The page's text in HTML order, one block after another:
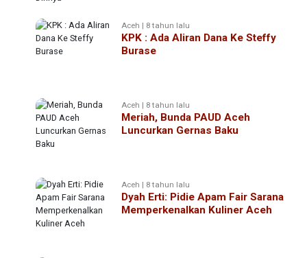
Aceh | 8 tahun lalu
KPK : Ada Aliran Dana Ke Steffy
Burase
Aceh | 8 tahun lalu
Meriah, Bunda PAUD Aceh
Luncurkan Gernas Baku
Aceh | 8 tahun lalu
Dyah Erti: Pidie Apam Fair Sarana
Memperkenalkan Kuliner Aceh